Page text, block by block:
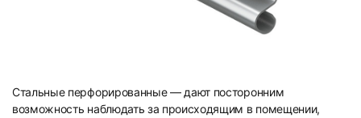
Стальные перфорированные — дают посторонним
возможность наблюдать за происходящим в помещении,